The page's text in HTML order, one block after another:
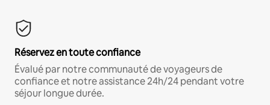
Réservez en toute confiance
Évalué par notre communauté de voyageurs de
confiance et notre assistance 24h/24 pendant votre
séjour longue durée.